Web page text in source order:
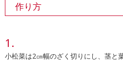
作り方
小松菜は2㎝幅のざく切りにし、茎と